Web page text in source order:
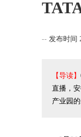
-- 发布时间
【导读】
直播，
产业园的